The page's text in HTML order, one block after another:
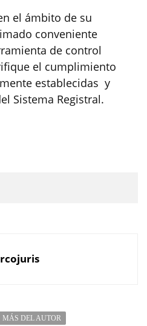
el ámbito de su
conveniente
de control
el cumplimiento
establecidas y
Sistema Registral.
MÁS DEL AUTOR